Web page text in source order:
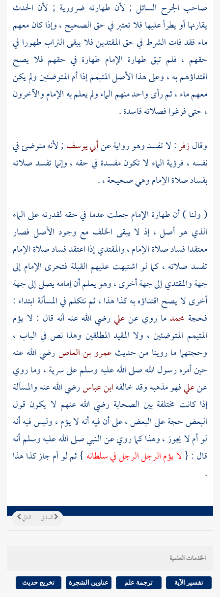
صاحب الجرح السائل ; لأن طهارته ضرورية ; لأن الحدث
يقارنها أو يطرأ عليها فلا تعتبر في حق الصحيح ، وإذا كان معهم
ماء فقد فات الشرط في حق المقتدين فلا يبقى التراب طهورا في
حقهم ، فلم تبق طهارة الإمام طهارة في حقهم فلا يصح
اقتداؤهم به ، وعلى هذا الأصل المتيمم إذا أم المتوضئين ولم يكن
معهم ماء ، ثم رأى واحد منهم الماء ولم يعلم به الإمام والآخرون
، حتى فرغوا فصلاته فاسدة .
وقالزفر: لا تفسد وهو رواية عنأبي يوسف; لأنه متوضئ في
نفسه ، فرؤية الماء لا تكون مفسدة في حقه ، وإنما تفسد صلاته
بفساد صلاة الإمام وهي صحيحة ، .
( ولنا ) أن طهارة الإمام جعلت عدما في حقه لقدرته على الماء
الذي هو أصل ، إذ لا يبقى الخلف مع وجود الأصل فصار
معتقدا فساد صلاة الإمام ، والمقتدي إذا اعتقد فساد صلاة الإمام
تفسد صلاته ، كما لو اشتبهت عليهم القبلة فتحرى الإمام إلى
جهة والمقتدي إلى جهة أخرى ، وهو يعلم أن إمامه يصلي إلى جهة
أخرى لا يصح اقتداؤه به كذا هذا ، ثم نتكلم في المسألة ابتداء :
فحجة محمدما روي عنعليرضي الله عنه أنه قال : لا يؤم
المتيمم المتوضئين ، ولا المقيد المطلقين وهذا نص في الباب ،
وحجتهما ما روينا من حديث عمرو بن العاصرضي الله عنه
حين أمره رسول الله صلى الله عليه وسلم على سرية ، وما روي
عنعليفهو مذهبه وقد خالفهابن عباسرضي الله عنه والمسألة
إذا كانت مختلفة بين الصحابة رضي الله عنهم لا يكون قول
البعض حجة على البعض ، على أن فيه أنه لا يؤم ، وليس فيه أنه
لو أم لا يجوز ، وهذا كما روي عن النبي صلى الله عليه وسلم أنه
قال : {لا يؤم الرجل الرجل في سلطانه } ثم لو أم جاز كذا هذا
.
التالي السابق
الخدمات العلمية
تفسير الآية ترجمة علم عناوين الشجرة تخريج حديث